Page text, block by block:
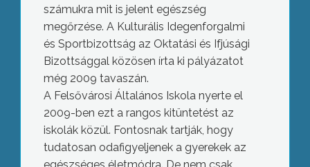
számukra mit is jelent egészség
megőrzése. A Kulturális Idegenforgalmi
és Sportbizottság az Oktatási és Ifjúsági
Bizottsággal közösen írta ki pályázatot
még 2009 tavaszán.
A Felsővárosi Általános Iskola nyerte el
2009-ben ezt a rangos kitüntetést az
iskolák közül. Fontosnak tartják, hogy
tudatosan odafigyeljenek a gyerekek az